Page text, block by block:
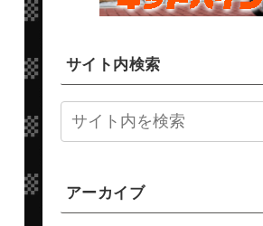
サイト内検索
アーカイブ